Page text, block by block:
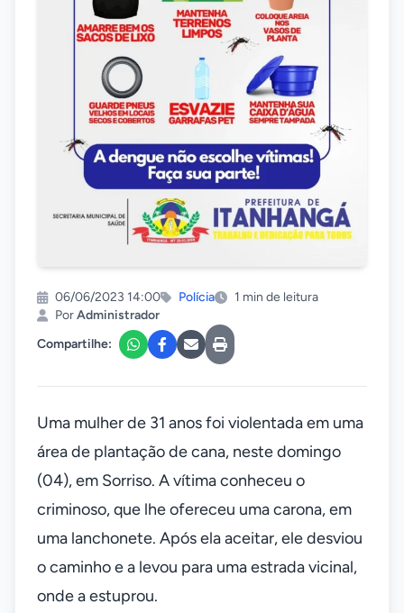
06/06/2023 14:00 Polícia
1 min de leitura
PorAdministrador
Compartilhe:
Uma mulher de 31 anos foi violentada em uma
área de plantação de cana, neste domingo
(04), em Sorriso. A vítima conheceu o
criminoso, que lhe ofereceu uma carona, em
uma lanchonete. Após ela aceitar, ele desviou
o caminho e a levou para uma estrada vicinal,
onde a estuprou.